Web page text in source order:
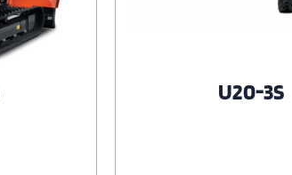
U20-3S